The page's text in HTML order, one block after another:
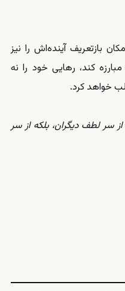
بازتعریف آینده‌اش را نیز
کند، رهایی خود را نه
خواهد کرد.
سر لطف دیگران، بلکه از سر